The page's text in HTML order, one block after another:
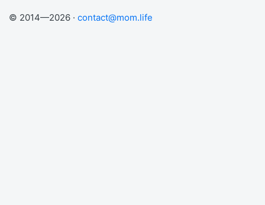
© 2014—2026 · contact@mom.life